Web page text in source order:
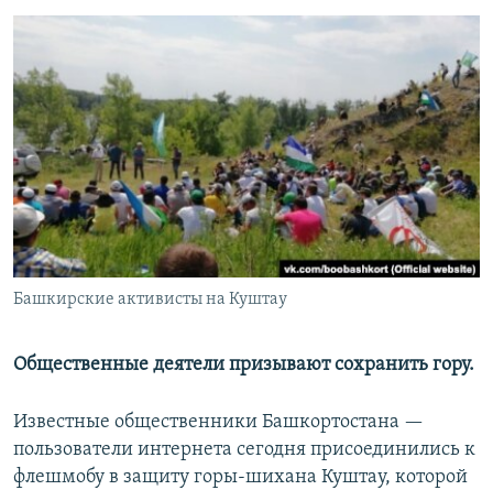
Вернутся
поиску
СЕВЕР.РЕАЛИИ
СИБИРЬ.РЕАЛИИ
РАСПИСАНИЕ ВЕЩАНИЯ
ПОДПИШИТЕСЬ НА РАССЫЛКУ
СОЦИАЛЬНЫЕ СЕТИ
Башкирские активисты на Куштау
Общественные деятели призывают сохранить гору.
Известные общественники Башкортостана —
пользователи интернета сегодня присоединились к
флешмобу в защиту горы-шихана Куштау, которой